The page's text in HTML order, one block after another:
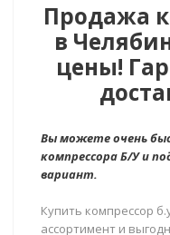
Продажа
в
цены!
Вы можете очень
компрессора Б/У и
вариант.
Купить компрессор
ассортимент и